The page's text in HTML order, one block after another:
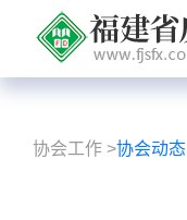
协会工作 >协会动态